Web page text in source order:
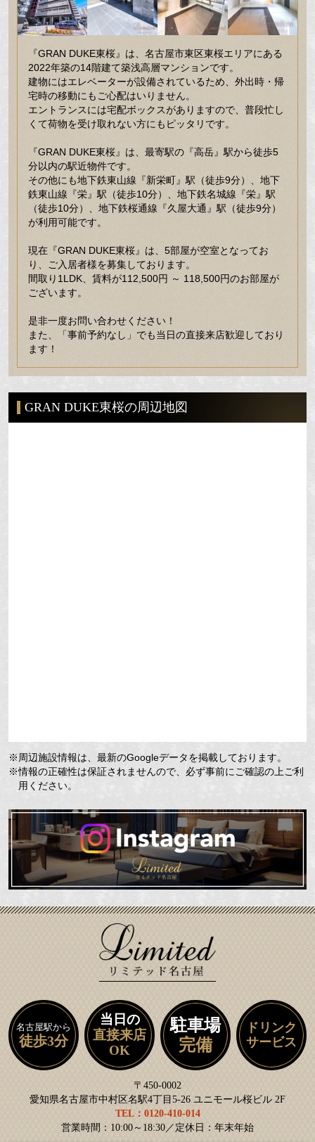
『GRAN DUKE東桜』は、名古屋市東区東桜エリアにある
2022年築の14階建て築浅高層マンションです。
建物にはエレベーターが設備されているため、外出時・帰
宅時の移動にもご心配はいりません。
エントランスには宅配ボックスがありますので、普段忙し
くて荷物を受け取れない方にもピッタリです。
『GRAN DUKE東桜』は、最寄駅の『高岳』駅から徒歩5
分以内の駅近物件です。
その他にも地下鉄東山線『新栄町』駅（徒歩9分）、地下
鉄東山線『栄』駅（徒歩10分）、地下鉄名城線『栄』駅
（徒歩10分）、地下鉄桜通線『久屋大通』駅（徒歩9分）
が利用可能です。
現在『GRAN DUKE東桜』は、5部屋が空室となってお
り、ご入居者様を募集しております。
間取り1LDK、賃料が112,500円 ～ 118,500円のお部屋が
ございます。
是非一度お問い合わせください！
また、「事前予約なし」でも当日の直接来店歓迎しており
ます！
GRAN DUKE東桜の周辺地図
※周辺施設情報は、最新のGoogleデータを掲載しております。
※情報の正確性は保証されませんので、必ず事前にご確認の上ご利
用ください。
名古屋駅から
徒歩3分
当日の
直接来店
OK
駐車場
完備
ドリンク
サービス
〒450-0002
愛知県名古屋市中村区名駅4丁目5-26 ユニモール桜ビル 2F
TEL：0120-410-014
営業時間：10:00～18:30／定休日：年末年始